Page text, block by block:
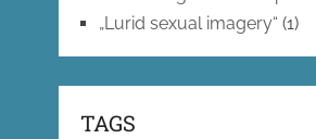
„Lurid sexual imagery“ (1)
TAGS